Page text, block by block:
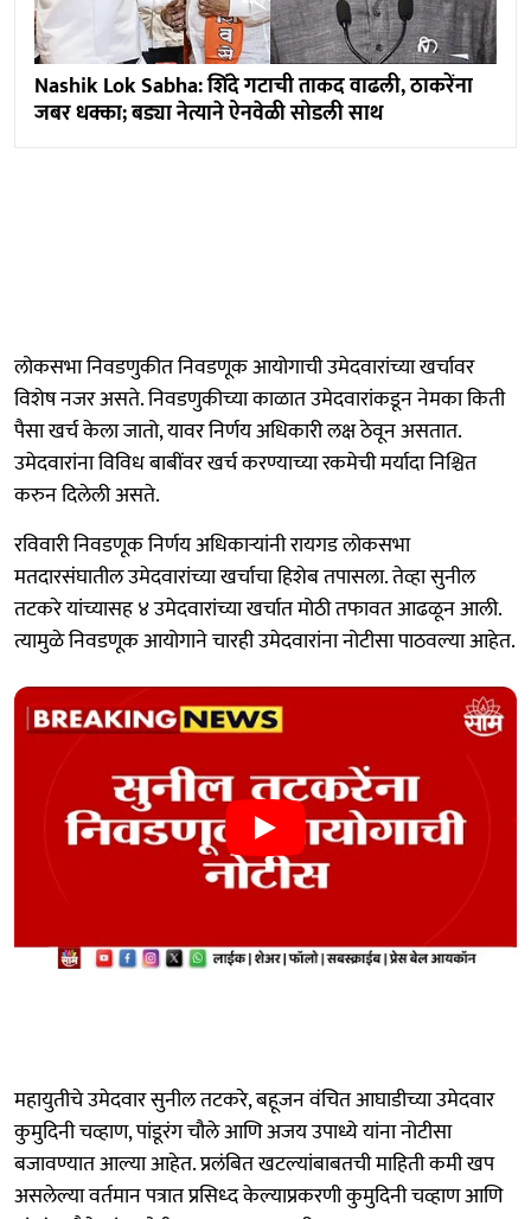
Nashik Lok Sabha: शिंदे गटाची ताकद वाढली, ठाकरेंना
जबर धक्का; बड्या नेत्याने ऐनवेळी सोडली साथ
लोकसभा निवडणुकीत निवडणूक आयोगाची उमेदवारांच्या खर्चावर
विशेष नजर असते. निवडणुकीच्या काळात उमेदवारांकडून नेमका किती
पैसा खर्च केला जातो, यावर निर्णय अधिकारी लक्ष ठेवून असतात.
उमेदवारांना विविध बाबींवर खर्च करण्याच्या रकमेची मर्यादा निश्चित
करुन दिलेली असते.
रविवारी निवडणूक निर्णय अधिकाऱ्यांनी रायगड लोकसभा
मतदारसंघातील उमेदवारांच्या खर्चाचा हिशेब तपासला. तेव्हा सुनील
तटकरे यांच्यासह ४ उमेदवारांच्या खर्चात मोठी तफावत आढळून आली.
त्यामुळे निवडणूक आयोगाने चारही उमेदवारांना नोटीसा पाठवल्या आहेत.
महायुतीचे उमेदवार सुनील तटकरे, बहूजन वंचित आघाडीच्या उमेदवार
कुमुदिनी चव्हाण, पांडूरंग चौले आणि अजय उपाध्ये यांना नोटीसा
बजावण्यात आल्या आहेत. प्रलंबित खटल्यांबाबतची माहिती कमी खप
असलेल्या वर्तमान पत्रात प्रसिध्द केल्याप्रकरणी कुमुदिनी चव्हाण आणि